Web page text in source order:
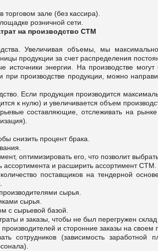
зале (без кассира).
розничной сети.
на производство СТМ
Увеличивая объемы, мы
продукции за счет распределения
источники энергии. На производстве
при производстве продукции, можно
Если продукция производится
к нулю) и увеличивается объем
составляющие, отслеживать на
снизить процент брака.
оптимизировать его, что позволит
ассортимента и расширить ассортимент СТМ.
поставщиков на тендерной
сырья.
сырья.
с сырьевой базой.
и заказы, чтобы не был перегружен
и сторонние заказы на своем
сотрудников (зависимость